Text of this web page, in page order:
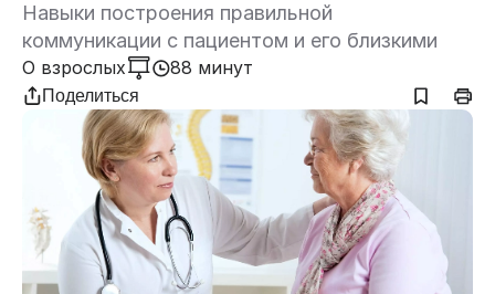
Навыки построения правильной
коммуникации с пациентом и его близкими
О взрослых 88 минут
Поделиться